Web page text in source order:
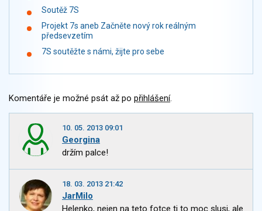
Soutěž 7S
Projekt 7s aneb Začněte nový rok reálným
předsevzetím
7S soutěžte s námi, žijte pro sebe
Komentáře je možné psát až po přihlášení.
10. 05. 2013 09:01
Georgina
držím palce!
18. 03. 2013 21:42
JarMilo
Helenko, nejen na teto fotce ti to moc slusi, ale